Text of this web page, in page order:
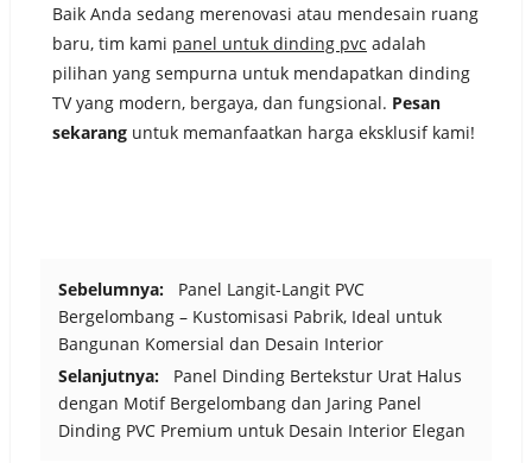
Baik Anda sedang merenovasi atau mendesain ruang
baru, tim kami panel untuk dinding pvc adalah
pilihan yang sempurna untuk mendapatkan dinding
TV yang modern, bergaya, dan fungsional. Pesan
sekaranguntuk memanfaatkan harga eksklusif kami!
Sebelumnya:
Panel Langit-Langit PVC
Bergelombang – Kustomisasi Pabrik, Ideal untuk
Bangunan Komersial dan Desain Interior
Selanjutnya:
Panel Dinding Bertekstur Urat Halus
dengan Motif Bergelombang dan Jaring Panel
Dinding PVC Premium untuk Desain Interior Elegan